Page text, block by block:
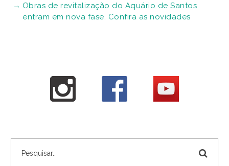
Obras de revitalização do Aquário de Santos
entram em nova fase. Confira as novidades